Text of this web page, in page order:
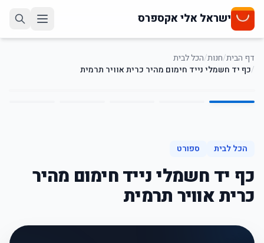
ישראל אלי אקספרס
דף הבית/חנות/הכל לבית
/כף יד חשמלי נייד חימום מהיר כרית אוויר תרמית
1
/
5
הכל לבית ספורט
כף יד חשמלי נייד חימום מהיר
כרית אוויר תרמית